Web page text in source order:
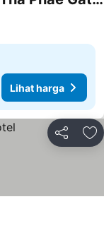
Lihat harga
Kongsi